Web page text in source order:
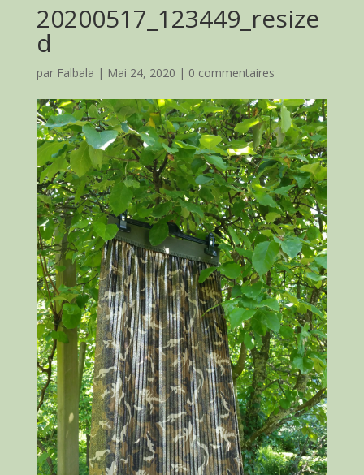
20200517_123449_resize
d
par Falbala | Mai 24, 2020 | 0 commentaires